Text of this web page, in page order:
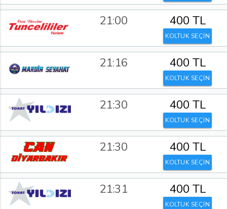
21:00 400 TL
KOLTUK SEÇİN
21:16 400 TL
KOLTUK SEÇİN
21:30 400 TL
KOLTUK SEÇİN
21:30 400 TL
KOLTUK SEÇİN
21:31 400 TL
KOLTUK SEÇİN